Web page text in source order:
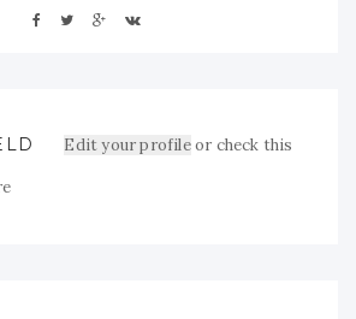
Edit your profileor check this